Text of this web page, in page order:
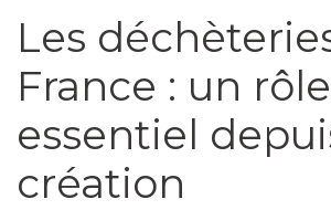
Les
France : un rôle
essentiel
création